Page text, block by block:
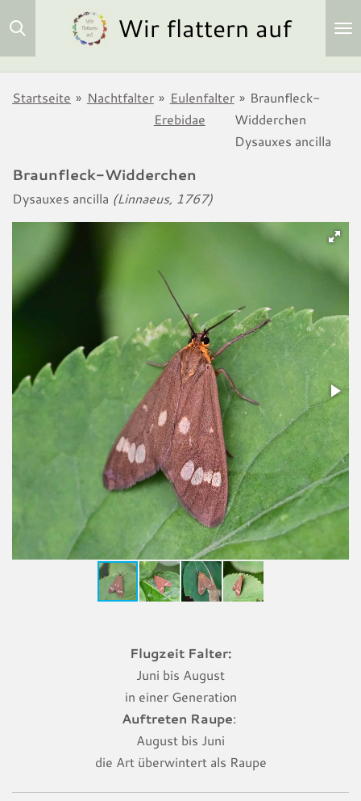
Zum
Hauptinhalt
Wir flattern auf
Startseite » Nachtfalter » Eulenfalter
Erebidae
» Braunfleck-
Widderchen
Dysauxes ancilla
Braunfleck-Widderchen
Dysauxes ancilla (Linnaeus, 1767)
Flugzeit Falter:
Juni bis August
in einer Generation
Auftreten Raupe:
August bis Juni
die Art überwintert als Raupe